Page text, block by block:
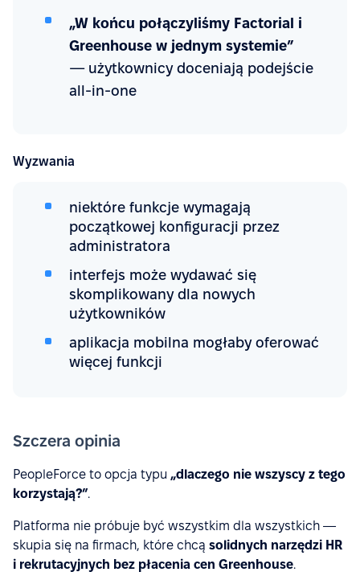
„W końcu połączyliśmy Factorial i
Greenhouse w jednym systemie”
— użytkownicy doceniają podejście
all-in-one
Wyzwania
niektóre funkcje wymagają
początkowej konfiguracji przez
administratora
interfejs może wydawać się
skomplikowany dla nowych
użytkowników
aplikacja mobilna mogłaby oferować
więcej funkcji
Szczera opinia
PeopleForce to opcja typu „dlaczego nie wszyscy z tego
korzystają?”.
Platforma nie próbuje być wszystkim dla wszystkich —
skupia się na firmach, które chcą solidnych narzędzi HR
i rekrutacyjnych bez płacenia cen Greenhouse.